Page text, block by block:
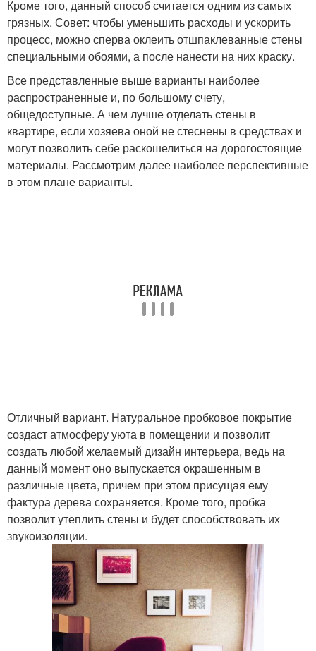
Кроме того, данный способ считается одним из самых
грязных. Совет: чтобы уменьшить расходы и ускорить
процесс, можно сперва оклеить отшпаклеванные стены
специальными обоями, а после нанести на них краску.
Все представленные выше варианты наиболее
распространенные и, по большому счету,
общедоступные. А чем лучше отделать стены в
квартире, если хозяева оной не стеснены в средствах и
могут позволить себе раскошелиться на дорогостоящие
материалы. Рассмотрим далее наиболее перспективные
в этом плане варианты.
Отличный вариант. Натуральное пробковое покрытие
создаст атмосферу уюта в помещении и позволит
создать любой желаемый дизайн интерьера, ведь на
данный момент оно выпускается окрашенным в
различные цвета, причем при этом присущая ему
фактура дерева сохраняется. Кроме того, пробка
позволит утеплить стены и будет способствовать их
звукоизоляции.